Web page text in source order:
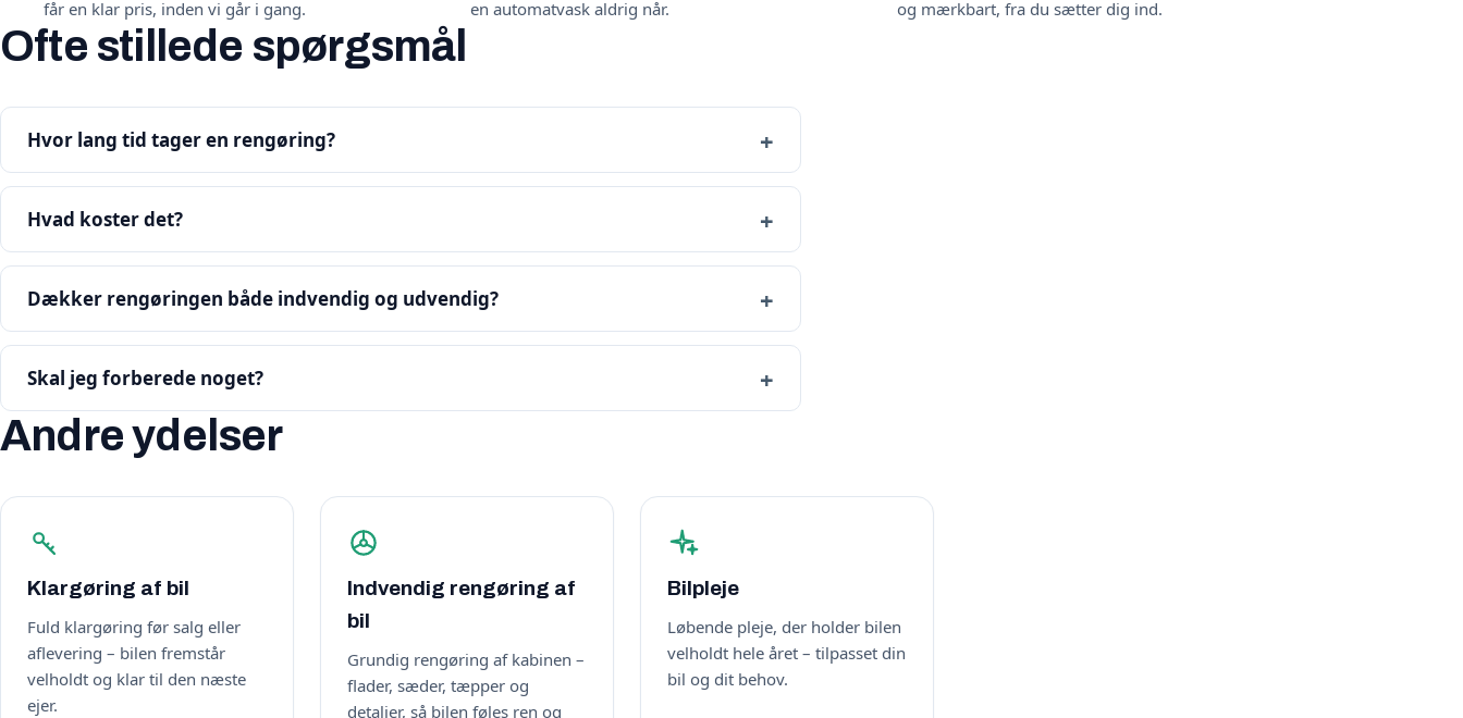
får en klar pris, inden vi går i gang.
en automatvask aldrig når.
og mærkbart, fra du sætter dig ind.
Ofte stillede spørgsmål
Hvor lang tid tager en rengøring?
Hvad koster det?
Dækker rengøringen både indvendig og udvendig?
Skal jeg forberede noget?
Andre ydelser
Klargøring af bil
Fuld klargøring før salg eller
aflevering – bilen fremstår
velholdt og klar til den næste
ejer.
Indvendig rengøring af
bil
Grundig rengøring af kabinen –
flader, sæder, tæpper og
detaljer, så bilen føles ren og
Bilpleje
Løbende pleje, der holder bilen
velholdt hele året – tilpasset din
bil og dit behov.